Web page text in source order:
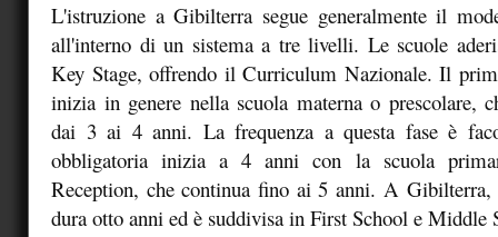
L'istruzione a Gibilterra segue generalmente il
all'interno di un sistema a tre livelli. Le scuole
Key Stage, offrendo il Curriculum Nazionale. Il
inizia in genere nella scuola materna o prescolare,
dai 3 ai 4 anni. La frequenza a questa fase è
obbligatoria inizia a 4 anni con la scuola
Reception, che continua fino ai 5 anni. A
dura otto anni ed è suddivisa in First School e Middle